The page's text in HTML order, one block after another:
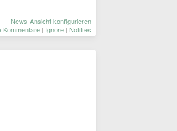
News-Ansicht konfigurieren
Kommentare | Ignore | Notifies